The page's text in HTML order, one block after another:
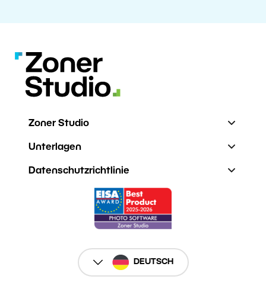
Zoner Studio
Unterlagen
Datenschutzrichtlinie
DEUTSCH